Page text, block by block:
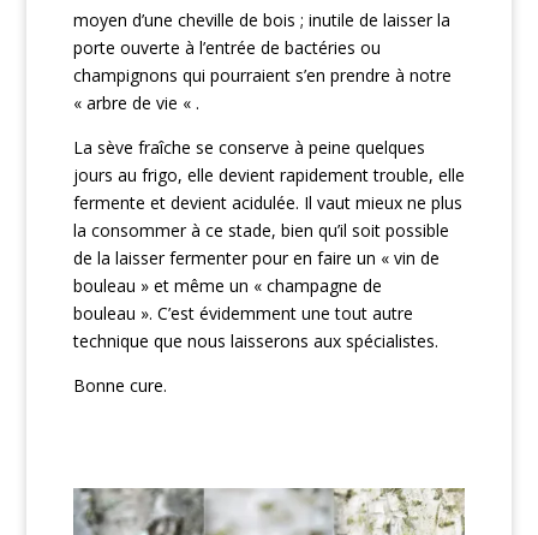
moyen d’une cheville de bois ; inutile de laisser la
porte ouverte à l’entrée de bactéries ou
champignons qui pourraient s’en prendre à notre
« arbre de vie « .
La sève fraîche se conserve à peine quelques
jours au frigo, elle devient rapidement trouble, elle
fermente et devient acidulée. Il vaut mieux ne plus
la consommer à ce stade, bien qu’il soit possible
de la laisser fermenter pour en faire un « vin de
bouleau » et même un « champagne de
bouleau ». C’est évidemment une tout autre
technique que nous laisserons aux spécialistes.
Bonne cure.